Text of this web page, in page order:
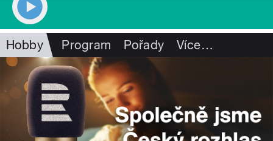
Hobby Program Pořady Více…